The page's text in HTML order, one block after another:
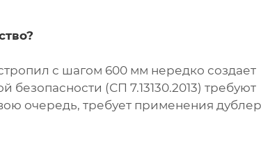
с шагом 600 мм нередко создает
(СП 7.13130.2013) требуют
очередь, требует применения